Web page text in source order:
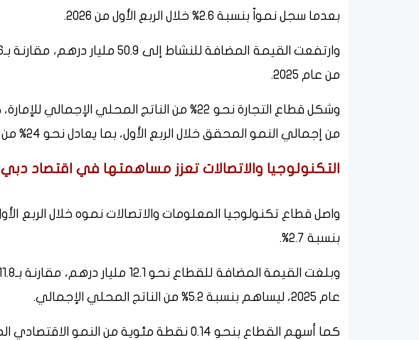
بعدما سجل نمواً بنسبة 2.6% خلال الربع الأول من 2026.
من عام 2025.
من إجمالي النمو المحقق خلال الربع الأول، بما يعادل نحو 24% من إجمالي معدل النمو الاقتصادي.
التكنولوجيا والاتصالات تعزز مساهمتها في اقتصاد دبي
بنسبة 2.7%.
عام 2025، ليساهم بنسبة 5.2% من الناتج المحلي الإجمالي.
كما أسهم القطاع بنحو 0.14 نقطة مئوية من النمو الاقتصادي المسجل خلال الفترة.